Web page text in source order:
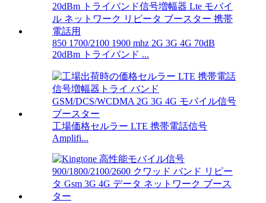
850 1700/2100 1900 mhz 2G 3G 4G 70dB
20dBm トライバンド ...
工場価格セルラー LTE 携帯電話信号
Amplifi...